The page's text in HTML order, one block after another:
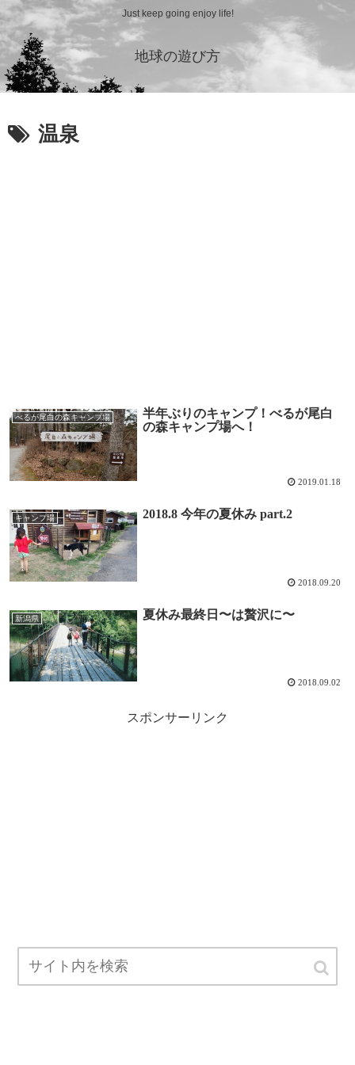
Just keep going enjoy life!
地球の遊び方
温泉
べるが尾白の森キャンプ場
半年ぶりのキャンプ！べるが尾白
の森キャンプ場へ！
2019.01.18
キャンプ場 2018.8 今年の夏休み part.2
2018.09.20
新潟県 夏休み最終日〜は贅沢に〜
2018.09.02
スポンサーリンク